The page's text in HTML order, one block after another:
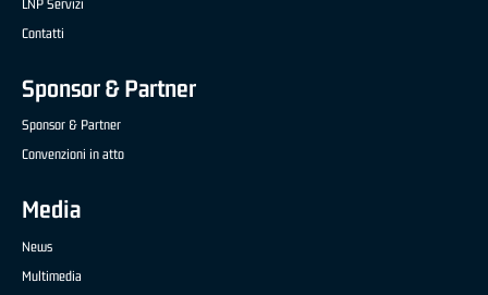
LNP Servizi
Contatti
Sponsor & Partner
Sponsor & Partner
Convenzioni in atto
Media
News
Multimedia